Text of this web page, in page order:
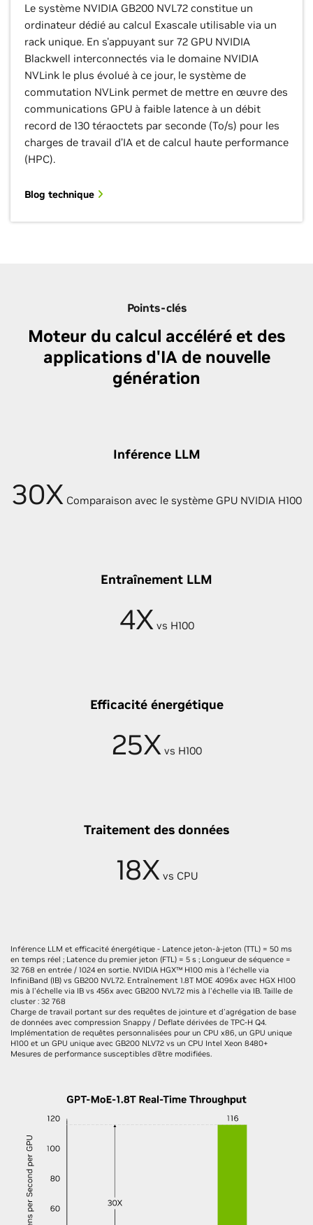
Le système NVIDIA GB200 NVL72 constitue un
ordinateur dédié au calcul Exascale utilisable via un
rack unique. En s'appuyant sur 72 GPU NVIDIA
Blackwell interconnectés via le domaine NVIDIA
NVLink le plus évolué à ce jour, le système de
commutation NVLink permet de mettre en œuvre des
communications GPU à faible latence à un débit
record de 130 téraoctets par seconde (To/s) pour les
charges de travail d’IA et de calcul haute performance
(HPC).
Blog technique
Points-clés
Moteur du calcul accéléré et des
applications d'IA de nouvelle
génération
Inférence LLM
30X Comparaison avec le système GPU NVIDIA H100
Entraînement LLM
4X vs H100
Efficacité énergétique
25X vs H100
Traitement des données
18X vs CPU
Inférence LLM et efficacité énergétique - Latence jeton-à-jeton (TTL) = 50 ms
en temps réel ; Latence du premier jeton (FTL) = 5 s ; Longueur de séquence =
32 768 en entrée / 1024 en sortie. NVIDIA HGX™ H100 mis à l'échelle via
InfiniBand (IB) vs GB200 NVL72. Entraînement 1.8T MOE 4096x avec HGX H100
mis à l'échelle via IB vs 456x avec GB200 NVL72 mis à l'échelle via IB. Taille de
cluster : 32 768
Charge de travail portant sur des requêtes de jointure et d'agrégation de base
de données avec compression Snappy / Deflate dérivées de TPC-H Q4.
Implémentation de requêtes personnalisées pour un CPU x86, un GPU unique
H100 et un GPU unique avec GB200 NLV72 vs un CPU Intel Xeon 8480+
Mesures de performance susceptibles d’être modifiées.